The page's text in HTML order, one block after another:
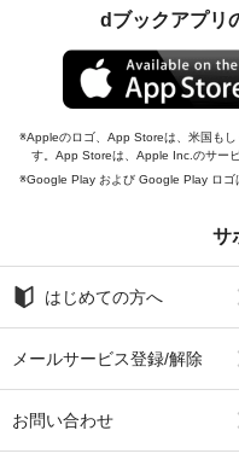
dブックアプリ
Appleのロゴ、App Storeは、米国も
す。App Storeは、Apple Inc.のサービ
Google Play および Google Play ロゴ
サ
はじめての方へ
メールサービス登録/解除
お問い合わせ